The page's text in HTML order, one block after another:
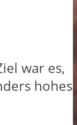
war es,
hohes